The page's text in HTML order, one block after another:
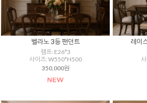
벨라노 3등 팬던트
램프: E26*3
사이즈: W550*H500
350,000원
레이